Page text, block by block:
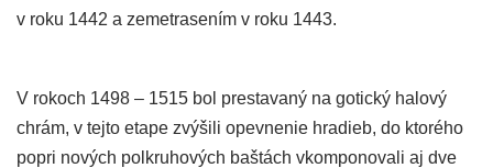
v roku 1442 a zemetrasením v roku 1443.
V rokoch 1498 – 1515 bol prestavaný na gotický halový
chrám, v tejto etape zvýšili opevnenie hradieb, do ktorého
popri nových polkruhových baštách vkomponovali aj dve